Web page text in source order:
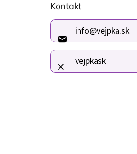
Kontakt
info@vejpka.sk
vejpkask